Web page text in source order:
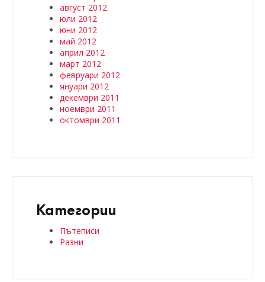
август 2012
юли 2012
юни 2012
май 2012
април 2012
март 2012
февруари 2012
януари 2012
декември 2011
ноември 2011
октомври 2011
Категории
Пътеписи
Разни